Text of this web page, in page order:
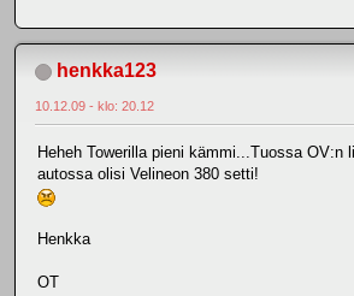
henkka123
10.12.09 - klo: 20.12
Heheh Towerilla pieni kämmi...Tuossa OV:n
autossa olisi Velineon 380 setti!
Henkka
OT